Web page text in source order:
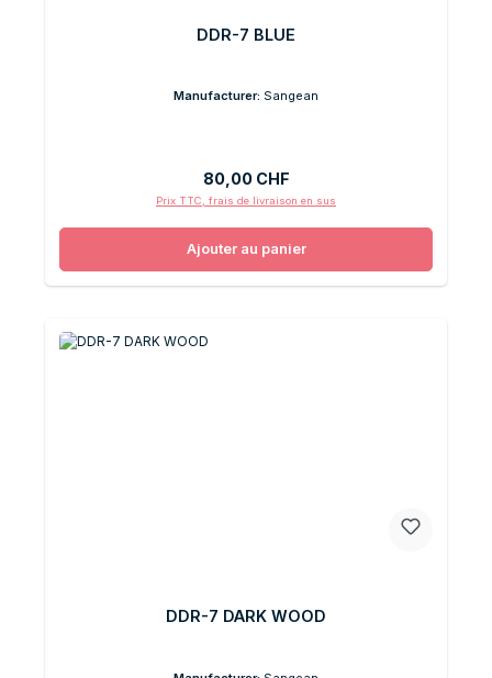
DDR-7 BLUE
Manufacturer: Sangean
Prix régulier :
80,00 CHF
Prix TTC, frais de livraison en sus
Ajouter au panier
DDR-7 DARK WOOD